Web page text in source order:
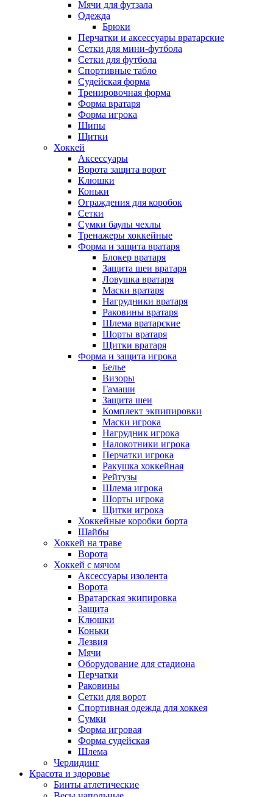
Мячи для футзала
Одежда
Брюки
Перчатки и аксессуары вратарские
Сетки для мини-футбола
Сетки для футбола
Спортивные табло
Судейская форма
Тренировочная форма
Форма вратаря
Форма игрока
Шипы
Щитки
Хоккей
Аксессуары
Ворота защита ворот
Клюшки
Коньки
Ограждения для коробок
Сетки
Сумки баулы чехлы
Тренажеры хоккейные
Форма и защита вратаря
Блокер вратаря
Защита шеи вратаря
Ловушка вратаря
Маски вратаря
Нагрудники вратаря
Раковины вратаря
Шлема вратарские
Шорты вратаря
Щитки вратаря
Форма и защита игрока
Белье
Визоры
Гамаши
Защита шеи
Комплект экпипировки
Маски игрока
Нагрудник игрока
Налокотники игрока
Перчатки игрока
Ракушка хоккейная
Рейтузы
Шлема игрока
Шорты игрока
Щитки игрока
Хоккейные коробки борта
Шайбы
Хоккей на траве
Ворота
Хоккей с мячом
Аксессуары изолента
Ворота
Вратарская экипировка
Защита
Клюшки
Коньки
Лезвия
Мячи
Оборудование для стадиона
Перчатки
Раковины
Сетки для ворот
Спортивная одежда для хоккея
Сумки
Форма игровая
Форма судейская
Шлема
Черлидинг
Красота и здоровье
Бинты атлетические